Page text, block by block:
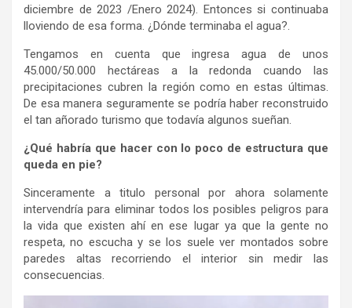
diciembre de 2023 /Enero 2024). Entonces si continuaba
lloviendo de esa forma. ¿Dónde terminaba el agua?.
Tengamos en cuenta que ingresa agua de unos
45.000/50.000 hectáreas a la redonda cuando las
precipitaciones cubren la región como en estas últimas.
De esa manera seguramente se podría haber reconstruido
el tan añorado turismo que todavía algunos sueñan.
¿Qué habría que hacer con lo poco de estructura que
queda en pie?
Sinceramente a titulo personal por ahora solamente
intervendría para eliminar todos los posibles peligros para
la vida que existen ahí en ese lugar ya que la gente no
respeta, no escucha y se los suele ver montados sobre
paredes altas recorriendo el interior sin medir las
consecuencias.